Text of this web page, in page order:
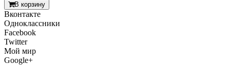
В корзину
Вконтакте
Одноклассники
Facebook
Twitter
Мой мир
Google+